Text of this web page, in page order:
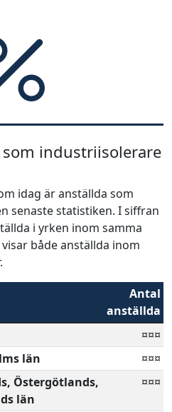
industriisolerare
idag är anställda som
senaste statistiken. I siffran
i yrken inom samma
både anställda inom
Antal
anställda
¤¤¤
län
¤¤¤
Östergötlands,
län
¤¤¤